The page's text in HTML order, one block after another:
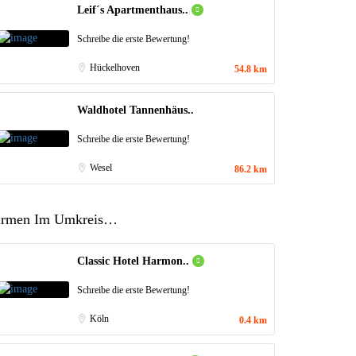
Leif´s Apartmenthaus..
Schreibe die erste Bewertung!
Hückelhoven 54.8 km
Waldhotel Tannenhäus..
Schreibe die erste Bewertung!
Wesel 86.2 km
Im Umkreis…
Classic Hotel Harmon..
Schreibe die erste Bewertung!
Köln 0.4 km